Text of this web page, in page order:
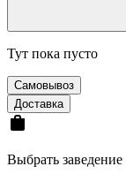
Тут пока пусто
Cамовывоз
Доставка
Выбрать заведение